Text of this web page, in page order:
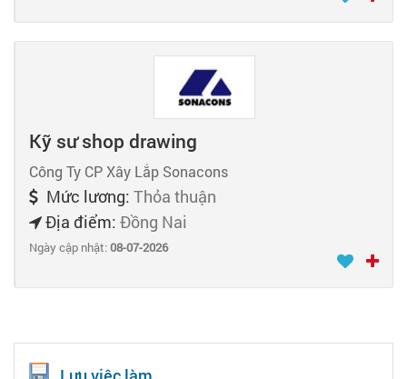
Kỹ sư shop drawing
Công Ty CP Xây Lắp Sonacons
Mức lương: Thỏa thuận
Địa điểm: Đồng Nai
Ngày cập nhật:08-07-2026